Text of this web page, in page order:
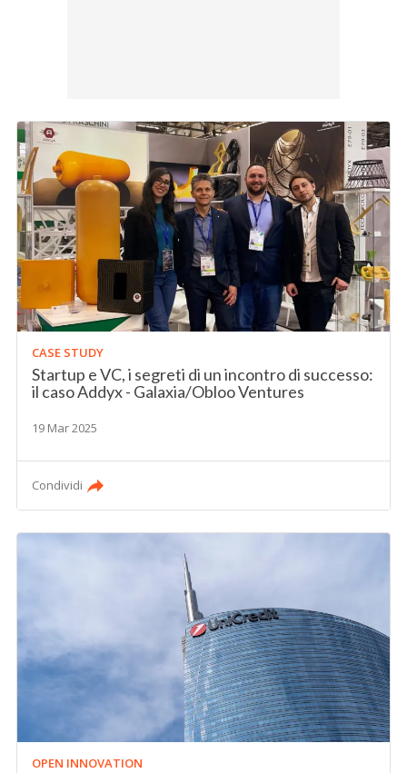
CASE STUDY
Startup e VC, i segreti di un incontro di successo:
il caso Addyx - Galaxia/Obloo Ventures
19 Mar 2025
Condividi
OPEN INNOVATION